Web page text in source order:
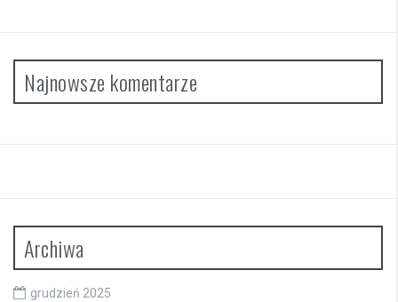
Najnowsze komentarze
Archiwa
grudzień 2025